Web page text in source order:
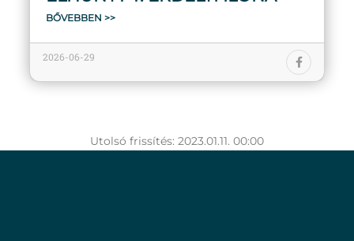
BŐVEBBEN >>
2026-06-29
Utolsó frissítés: 2023.01.11. 00:00